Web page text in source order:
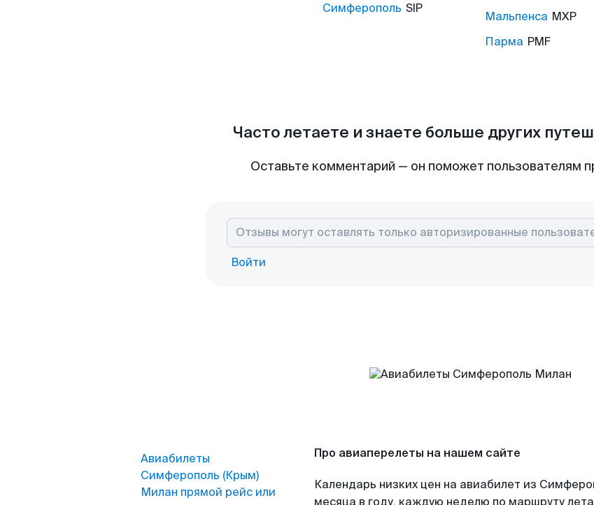
Симферополь SIP
Мальпенса MXP
Парма PMF
Часто летаете и знаете больше других
Оставьте комментарий — он поможет пользователям
Войти
Авиабилеты
Симферополь (Крым)
Милан прямой рейс или
Про авиаперелеты на нашем сайте
Календарь низких цен на авиабилет из
месяца в году, каждую неделю по маршруту